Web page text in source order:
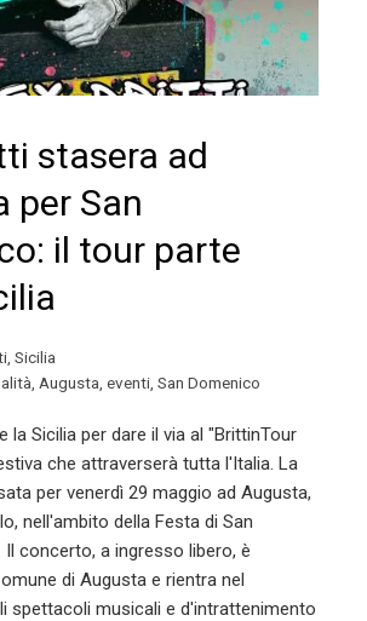
stasera ad
per San
il tour parte
Sicilia
Augusta eventi San Domenico
la Sicilia per dare il via al "BrittinTour
che attraverserà tutta l'Italia. La
per venerdì 29 maggio ad Augusta,
nell'ambito della Festa di San
Il concerto, a ingresso libero, è
di Augusta e rientra nel
spettacoli musicali e d'intrattenimento